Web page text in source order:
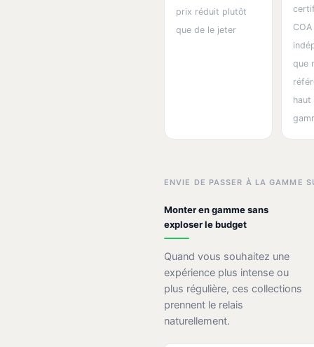
prix réduit plutôt
que de le jeter
COA
que
haut
ENVIE DE PASSER À LA GAMME
Monter en gamme sans
exploser le budget
Quand vous souhaitez une
expérience plus intense ou
plus régulière, ces collections
prennent le relais
naturellement.